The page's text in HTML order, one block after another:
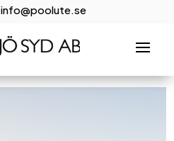
info@poolute.se